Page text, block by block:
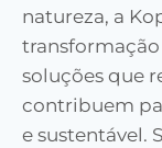
natureza, a
soluções que
contribuem
e sustentável.